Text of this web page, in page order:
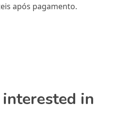
após pagamento.
interested in